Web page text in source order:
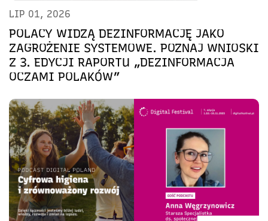
LIP 01, 2026
POLACY WIDZĄ DEZINFORMACJĘ JAKO
ZAGROŻENIE SYSTEMOWE. POZNAJ WNIOSKI
Z 3. EDYCJI RAPORTU „DEZINFORMACJA
OCZAMI POLAKÓW”